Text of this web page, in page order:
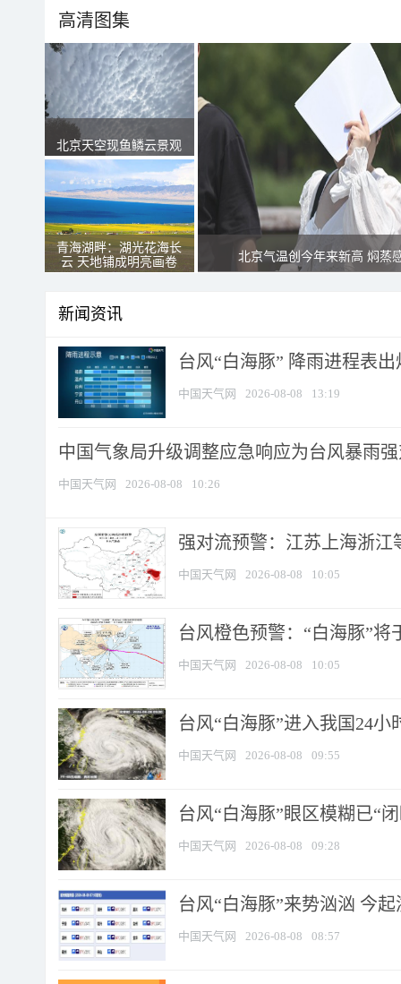
高清图集
北京天空现鱼鳞云景观
青海湖畔：湖光花海长
云 天地铺成明亮画卷
北京气温创今年来新高 焖蒸
新闻资讯
台风“白海豚” 降雨进程表
中国天气网 2026-08-08 13:19
中国气象局升级调整应急响应为台风暴雨
中国天气网 2026-08-08 10:26
强对流预警：江苏上海浙江
中国天气网 2026-08-08 10:05
台风橙色预警：“白海豚”将
中国天气网 2026-08-08 10:05
台风“白海豚”进入我国24
中国天气网 2026-08-08 09:55
台风“白海豚”眼区模糊已“
中国天气网 2026-08-08 09:28
台风“白海豚”来势汹汹 今
中国天气网 2026-08-08 08:57